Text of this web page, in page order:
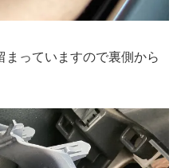
っていますので裏側から